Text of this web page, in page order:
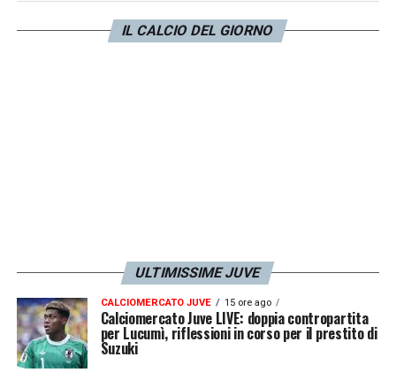
soddisfatti dalle squadre della Premier
League o dal Bayern Monaco.
Laurentiis.
LA PLAYLIST DELLE NOSTRE TOP NEWS
IL CALCIO DEL GIORNO
ULTIMISSIME JUVE
CALCIOMERCATO JUVE 15 ore ago
Calciomercato Juve LIVE: doppia contropartita
per Lucumì, riflessioni in corso per il prestito di
Suzuki